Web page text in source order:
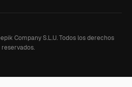
Company S.L.U.Todos los derechos
reservados.